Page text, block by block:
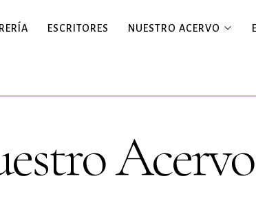
ESCRITORES NUESTRO ACERVO
Acervo